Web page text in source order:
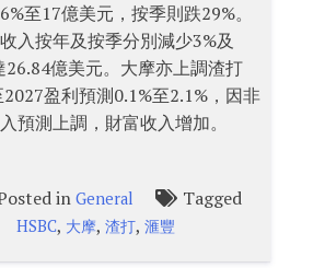
至17億美元，按季則跌29%。
入按年及按季分別減少3%及
26.84億美元。大摩亦上調渣打
盈利預測0.1%至2.1%，因非
預測上調，財富收入增加。
in General Tagged
HSBC, 大摩, 渣打, 滙豐